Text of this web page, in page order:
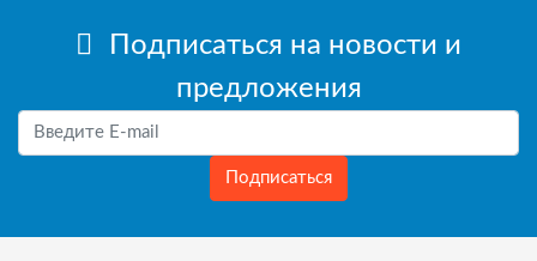
Подписаться на новости и
предложения
Подписаться